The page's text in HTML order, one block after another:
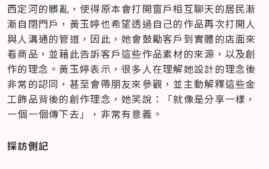
西定河的髒亂，使得原本會打開窗戶相互聊天的居民漸
漸自閉門戶，黃玉婷也希望透過自己的作品再次打開人
與人溝通的管道，因此，她會鼓勵客戶到實體的店面來
看商品，並藉此告訴客戶這些作品素材的來源，以及創
作的理念。黃玉婷表示，很多人在理解她設計的理念後
非常的認同，甚至會帶朋友來參觀，並主動解釋這些金
工飾品背後的創作理念，她笑說：「就像是分享一樣，
一個一個傳下去」，非常有意義。
採訪側記